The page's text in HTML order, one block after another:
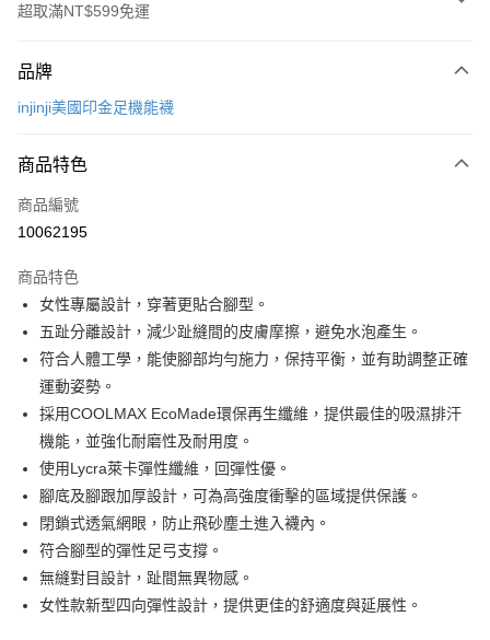
超取滿NT$599免運
信用卡一次付款
LINE Pay
Apple Pay
悠遊付
Google Pay
全盈+PAY
AFTEE先享後付
相關說明
【關於「AFTEE先享後付」】
AFTEE先享後付是「在收到商品之後才付款」的支付方式。 讓您購物簡單
便利好安心！
１．簡單：不需註冊會員、不需綁卡、不需儲值。
３．安心：先確認商品／服務後，再付款。
【「AFTEE先享後付」結帳流程】
１．於結帳方式選擇「AFTEE先享後付」後，將跳轉至「AFTEE先享後付」
ATM付款
運送方式
每筆NT$60，滿NT$599(含以上)免運費
品牌
injinji美國印金足機能襪
商品特色
商品編號
10062195
商品特色
女性專屬設計，穿著更貼合腳型。
五趾分離設計，減少趾縫間的皮膚摩擦，避免水泡產生。
符合人體工學，能使腳部均勻施力，保持平衡，並有助調整正確
運動姿勢。
採用COOLMAX EcoMade環保再生纖維，提供最佳的吸濕排汗
機能，並強化耐磨性及耐用度。
使用Lycra萊卡彈性纖維，回彈性優。
腳底及腳跟加厚設計，可為高強度衝擊的區域提供保護。
閉鎖式透氣網眼，防止飛砂塵土進入襪內。
符合腳型的彈性足弓支撐。
無縫對目設計，趾間無異物感。
女性款新型四向彈性設計，提供更佳的舒適度與延展性。